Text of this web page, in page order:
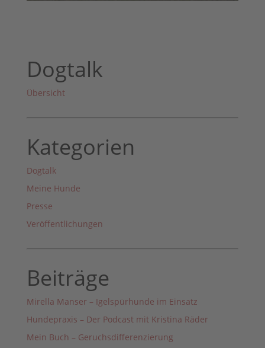
Dogtalk
Übersicht
Kategorien
Dogtalk
Meine Hunde
Presse
Veröffentlichungen
Beiträge
Mirella Manser – Igelspürhunde im Einsatz
Hundepraxis – Der Podcast mit Kristina Räder
Mein Buch – Geruchsdifferenzierung